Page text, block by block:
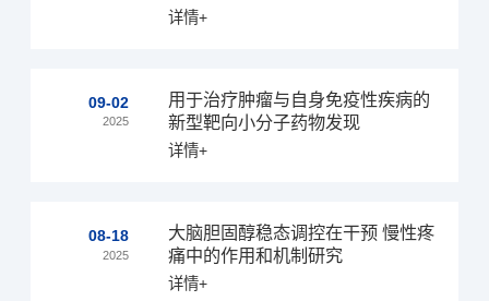
详情+
09-02
2025
用于治疗肿瘤与自身免疫性疾病的
新型靶向小分子药物发现
详情+
08-18
2025
大脑胆固醇稳态调控在干预 慢性疼
痛中的作用和机制研究
详情+